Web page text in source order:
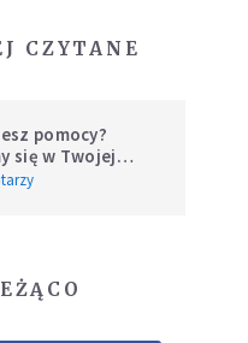
CZYTANE
pomocy?
się w Twojej